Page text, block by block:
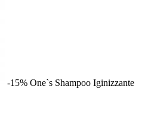
-15% One`s Shampoo Iginizzante